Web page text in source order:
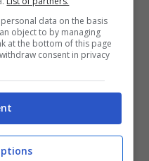
data on the basis
object to by managing
at the bottom of this page
consent in privacy